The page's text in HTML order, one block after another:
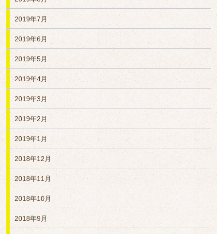
2019年7月
2019年6月
2019年5月
2019年4月
2019年3月
2019年2月
2019年1月
2018年12月
2018年11月
2018年10月
2018年9月